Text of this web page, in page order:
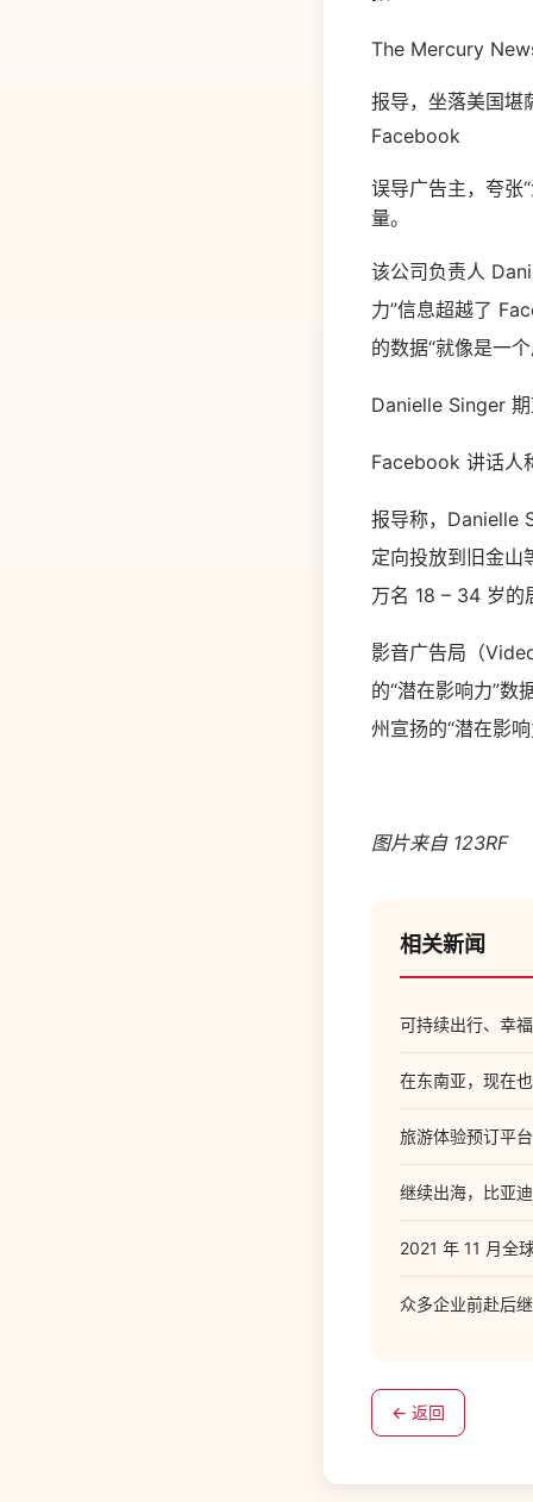
The Mercury
报导，坐落美国堪
Facebook
误导广告主，夸张
量。
该公司负责人
力”信息超越了
的数据“就像是一个
Danielle Singer
Facebook 讲话人
报导称，Danielle
定向投放到旧金
万名 18 – 34 岁的
影音广告局（
的“潜在影响力”
州宣扬的“潜在影
图片来自 123RF
相关新闻
可持续出行、幸
在东南亚，现在
旅游体验预订平
继续出海，比亚
2021 年 11 月全
众多企业前赴后
← 返回